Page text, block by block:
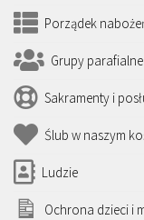
Porządek
Grupy parafialne
Sakramenty i
Ślub w naszym
Ludzie
Ochrona dzieci i